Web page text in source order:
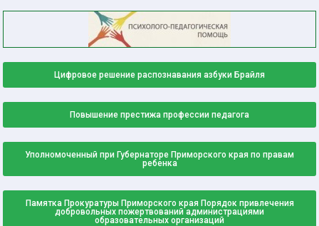
Цифровое решение распознавания азбуки Брайля
Повышение престижа профессии педагога
Уполномоченный при Губернаторе Приморского края по правам
ребенка
Памятка Прокуратуры Приморского края Порядок привлечения
добровольных пожертвований администрациями
образовательных организаций